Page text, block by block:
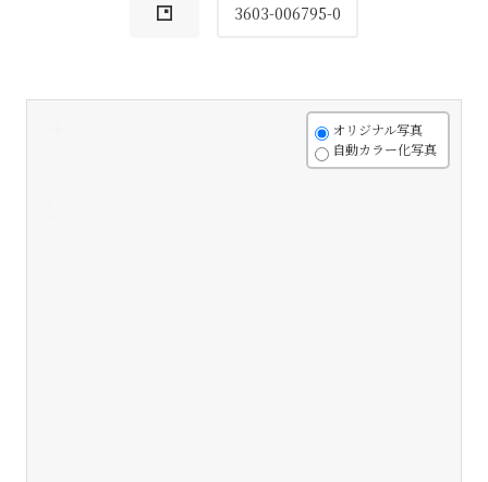
3603-006795-0
オリジナル写真
自動カラー化写真